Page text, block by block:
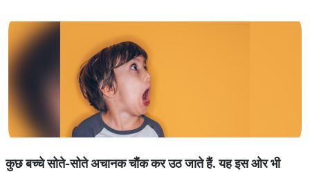
कुछ बच्चे सोते-सोते अचानक चौंक कर उठ जाते हैं. यह इस ओर भी